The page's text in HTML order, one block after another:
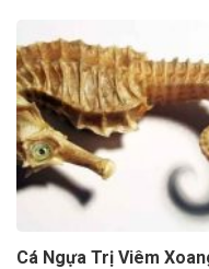
Cá Ngựa Trị Viêm